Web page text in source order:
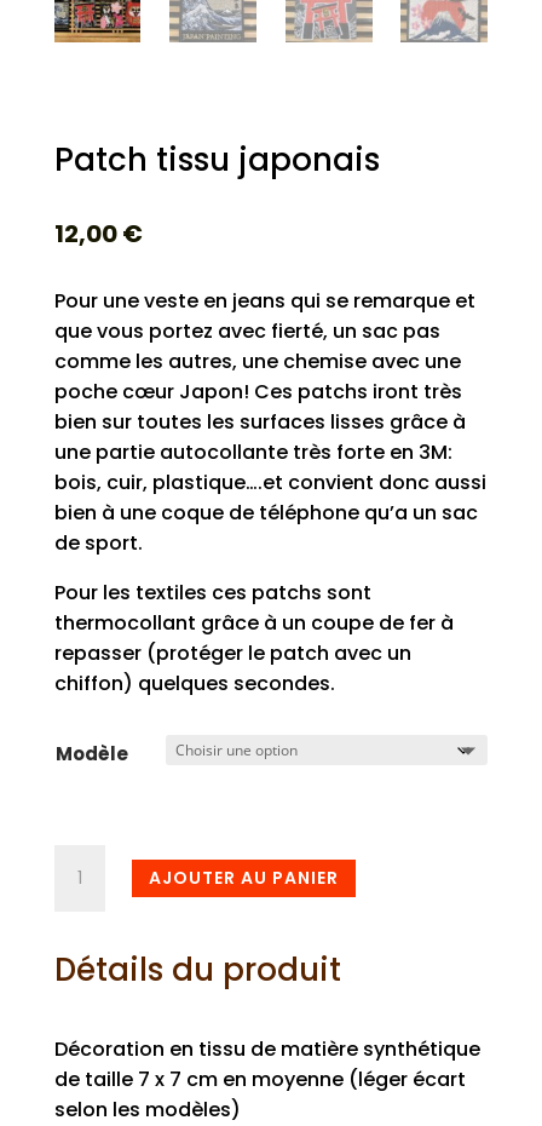
Patch tissu japonais
12,00€
Pour une veste en jeans qui se remarque et
que vous portez avec fierté, un sac pas
comme les autres, une chemise avec une
poche cœur Japon! Ces patchs iront très
bien sur toutes les surfaces lisses grâce à
une partie autocollante très forte en 3M:
bois, cuir, plastique….et convient donc aussi
bien à une coque de téléphone qu’a un sac
de sport.
Pour les textiles ces patchs sont
thermocollant grâce à un coupe de fer à
repasser (protéger le patch avec un
chiffon) quelques secondes.
Modèle
quantité
tissu
japonais
AJOUTER AU PANIER
Détails du produit
Décoration en tissu de matière synthétique
de taille 7 x 7 cm en moyenne (léger écart
selon les modèles)